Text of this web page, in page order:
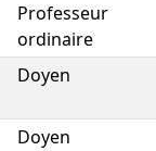
Professeur
ordinaire
Doyen
Doyen